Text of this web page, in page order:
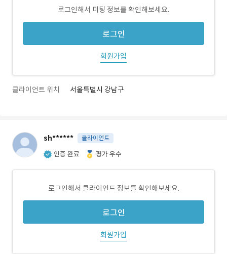
로그인해서 미팅 정보를 확인해보세요.
로그인
회원가입
클라이언트 위치 서울특별시 강남구
sh****** 클라이언트
인증 완료 평가 우수
로그인해서 클라이언트 정보를 확인해보세요.
로그인
회원가입